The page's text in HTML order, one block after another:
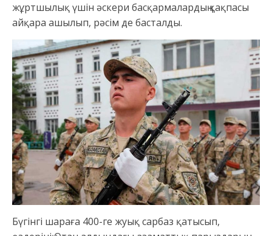
жұртшылық үшін әскери басқармалардың қақпасы
айқара ашылып, рәсім де басталды.
Бүгінгі шараға 400-ге жуық сарбаз қатысып,